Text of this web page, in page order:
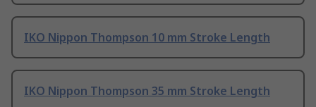
IKO Nippon Thompson 10 mm Stroke Length
IKO Nippon Thompson 35 mm Stroke Length